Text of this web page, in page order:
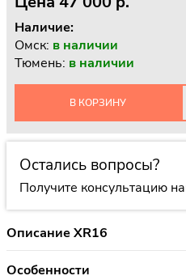
Наличие:
Омск: в наличии
Тюмень: в наличии
В КОРЗИНУ
Остались вопросы?
Получите консультацию
Описание XR16
Особенности